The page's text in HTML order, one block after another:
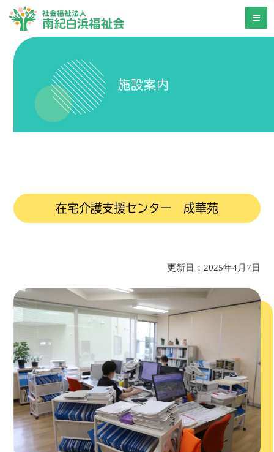
施設案内
在宅介護支援センター 成華苑
更新日：2025年4月7日